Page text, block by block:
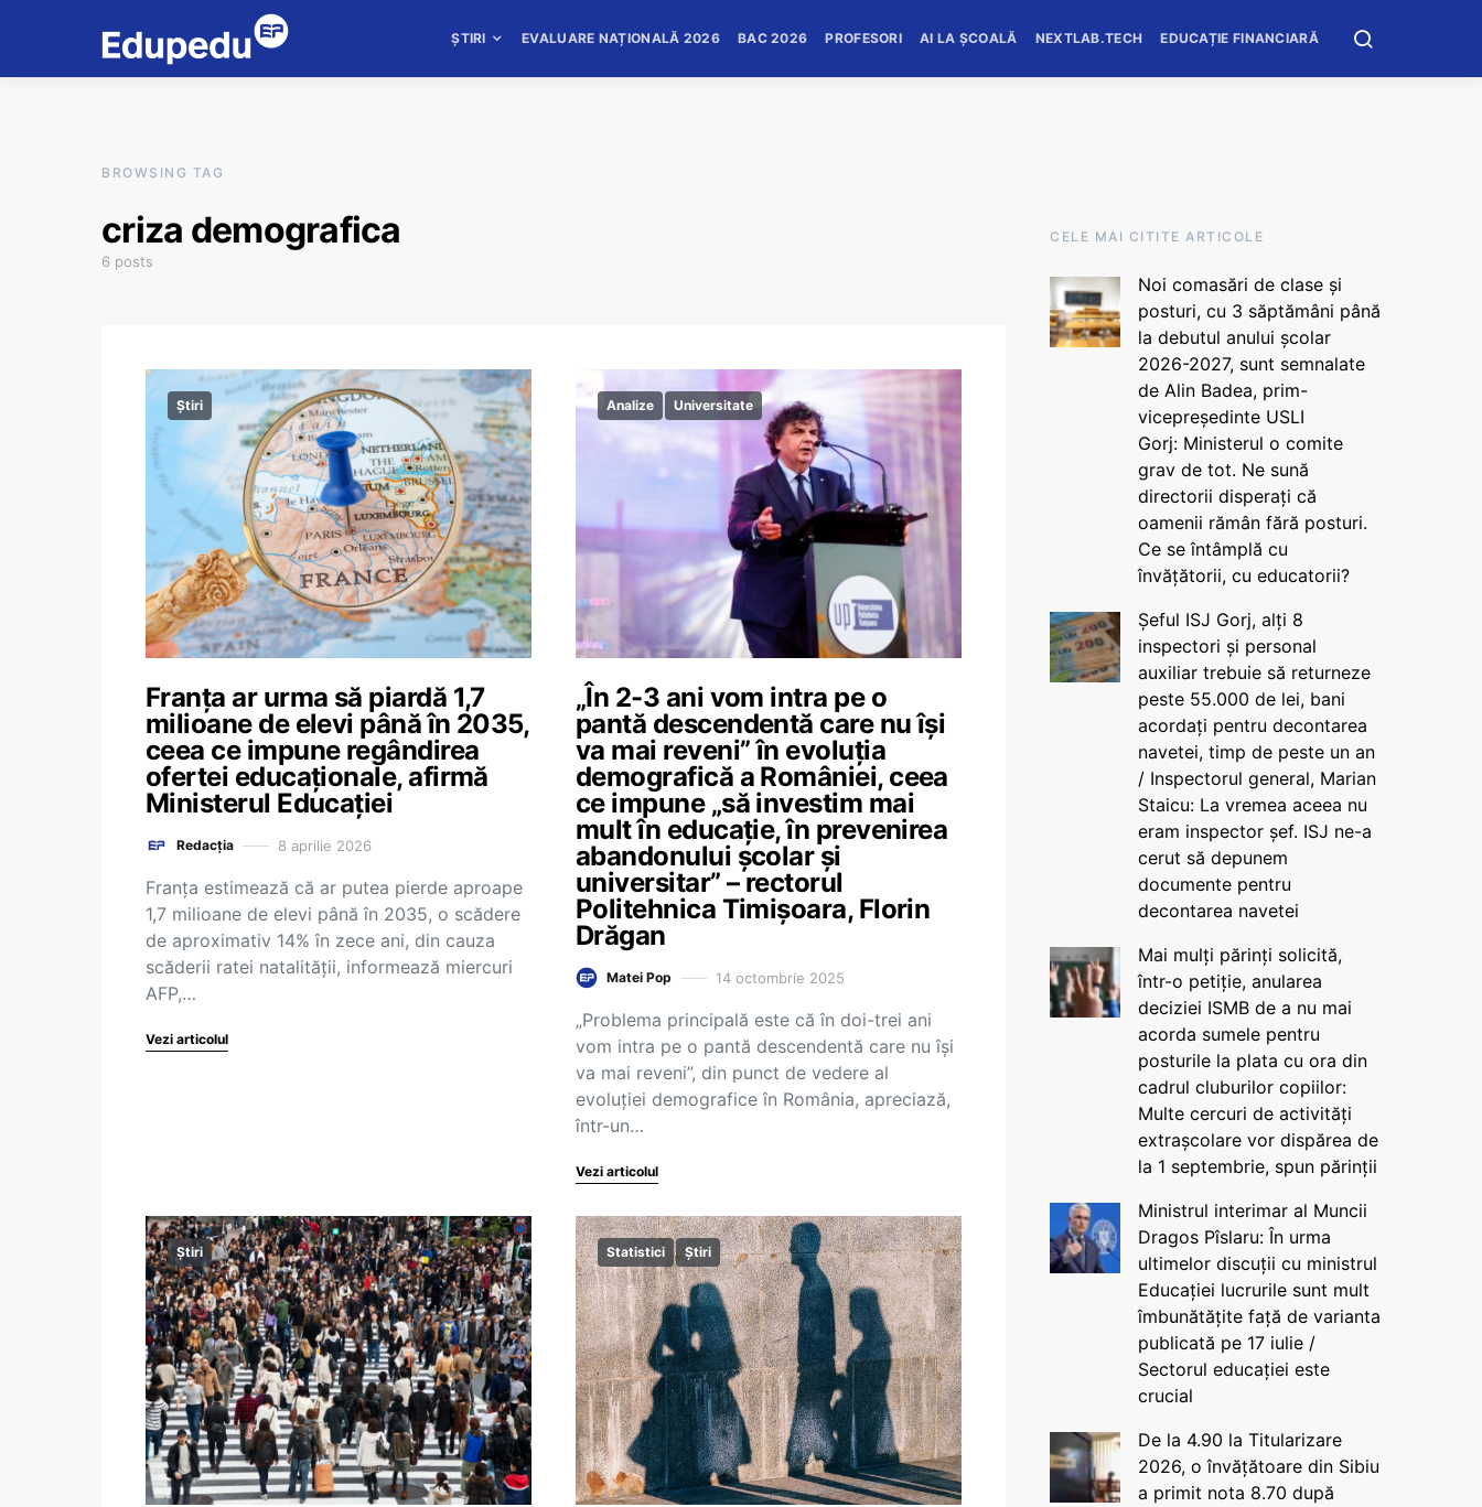
ȘTIRI EVALUARE NAȚIONALĂ 2026 BAC 2026 PROFESORI AI LA ȘCOALĂ NEXTLAB.TECH EDUCAȚIE FINANCIARĂ
BROWSING TAG
criza demografica
6 posts
Știri
Franţa ar urma să piardă 1,7
milioane de elevi până în 2035,
ceea ce impune regândirea
ofertei educaționale, afirmă
Ministerul Educației
Redacția 8 aprilie 2026
Franţa estimează că ar putea pierde aproape
1,7 milioane de elevi până în 2035, o scădere
de aproximativ 14% în zece ani, din cauza
scăderii ratei natalităţii, informează miercuri
AFP,…
Vezi articolul
Analize Universitate
„În 2-3 ani vom intra pe o
pantă descendentă care nu își
va mai reveni” în evoluția
demografică a României, ceea
ce impune „să investim mai
mult în educație, în prevenirea
abandonului școlar și
universitar” – rectorul
Politehnica Timișoara, Florin
Drăgan
Matei Pop 14 octombrie 2025
„Problema principală este că în doi-trei ani
vom intra pe o pantă descendentă care nu își
va mai reveni”, din punct de vedere al
evoluției demografice în România, apreciază,
într-un…
Vezi articolul
Știri Statistici Știri
CELE MAI CITITE ARTICOLE
Noi comasări de clase și
posturi, cu 3 săptămâni până
la debutul anului școlar
2026-2027, sunt semnalate
de Alin Badea, prim-
vicepreședinte USLI
Gorj: Ministerul o comite
grav de tot. Ne sună
directorii disperați că
oamenii rămân fără posturi.
Ce se întâmplă cu
învățătorii, cu educatorii?
Șeful ISJ Gorj, alți 8
inspectori și personal
auxiliar trebuie să returneze
peste 55.000 de lei, bani
acordați pentru decontarea
navetei, timp de peste un an
/ Inspectorul general, Marian
Staicu: La vremea aceea nu
eram inspector șef. ISJ ne-a
cerut să depunem
documente pentru
decontarea navetei
Mai mulți părinți solicită,
într-o petiție, anularea
deciziei ISMB de a nu mai
acorda sumele pentru
posturile la plata cu ora din
cadrul cluburilor copiilor:
Multe cercuri de activități
extrașcolare vor dispărea de
la 1 septembrie, spun părinții
Ministrul interimar al Muncii
Dragos Pîslaru: În urma
ultimelor discuții cu ministrul
Educației lucrurile sunt mult
îmbunătățite față de varianta
publicată pe 17 iulie /
Sectorul educației este
crucial
De la 4.90 la Titularizare
2026, o învățătoare din Sibiu
a primit nota 8.70 după